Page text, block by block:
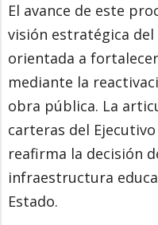
El avance de este
visión estratégica
orientada a
mediante la
obra pública. La
carteras del
reafirma la decisión
infraestructura
Estado.